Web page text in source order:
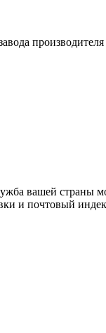
вашей страны
и почтовый